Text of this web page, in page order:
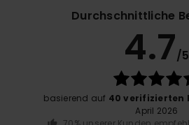
Durchschnittliche
4.7/5
basierend auf 40 verifizierten
April 2026